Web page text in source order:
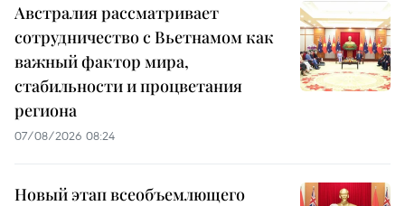
Австралия рассматривает
сотрудничество с Вьетнамом как
важный фактор мира,
стабильности и процветания
региона
07/08/2026 08:24
Новый этап всеобъемлющего